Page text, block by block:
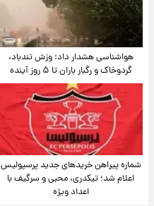
هواشناسی هشدار داد: وزش تندباد،
گردوخاک و رگبار باران تا ۵ روز آینده
شماره پیراهن خریدهای جدید پرسپولیس
اعلام شد؛ تیکدری، محبی و سرگیف با
اعداد ویژه